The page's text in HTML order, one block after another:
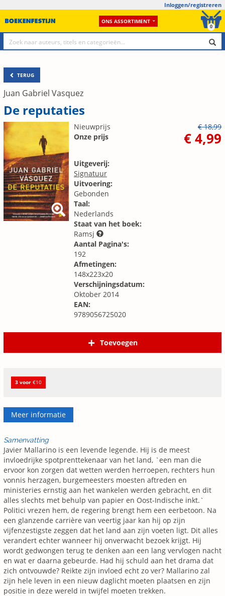
Inloggen/registreren
ONS ASSORTIMENT
0
TERUG
Juan Gabriel Vasquez
De reputaties
Nieuwprijs
€ 18,99
Onze prijs
€ 4,99
Uitgeverij:
Signatuur
Uitvoering:
Gebonden
Taal:
Nederlands
Staat van het boek:
Ramsj
Aantal Pagina's:
192
Afmetingen:
148x223x20
Verschijningsdatum:
Oktober 2014
EAN:
9789056725020
Toevoegen
3 voor €10
Meer informatie
Samenvatting
Javier Mallarino is een levende legende. Hij is de meest
invloedrijke spotprenttekenaar van het land, `een man die
ervoor kon zorgen dat wetten werden herroepen, rechters hun
vonnis herzagen, burgemeesters moesten aftreden en
ministeries ernstig aan het wankelen werden gebracht, en dit
alles slechts met behulp van papier en Oost-Indische inkt.`
Politici vrezen hem, de regering brengt hem een eerbetoon. Na
een glanzende carrière van veertig jaar kan hij op zijn
vijfenzestigste zeggen dat het land aan zijn voeten ligt. Dit alles
verandert echter wanneer hij onverwacht bezoek krijgt. Hij
wordt gedwongen terug te denken aan een lang vervlogen nacht
en wat er daarna gebeurde. Had hij schuld aan het drama dat
zich ontvouwde? Reikte zijn invloed echt zo ver? Mallarino zal
zijn hele leven in een nieuw daglicht moeten plaatsen en zijn
positie in deze wereld in twijfel moeten trekken.